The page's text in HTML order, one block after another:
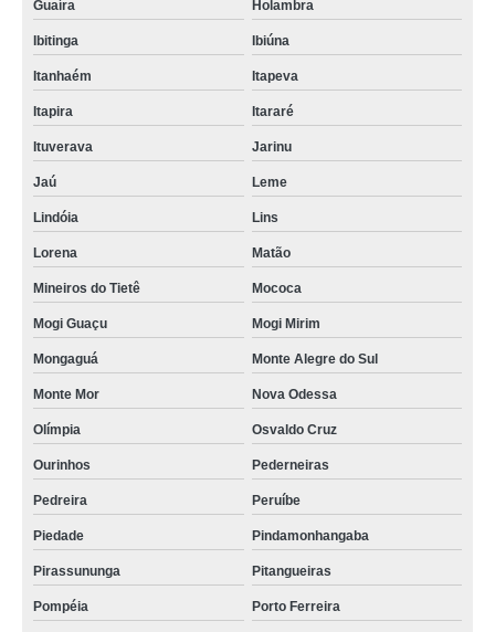
Guaíra Holambra
Ibitinga Ibiúna
Itanhaém Itapeva
Itapira Itararé
Ituverava Jarinu
Jaú Leme
Lindóia Lins
Lorena Matão
Mineiros do Tietê Mococa
Mogi Guaçu Mogi Mirim
Mongaguá Monte Alegre do Sul
Monte Mor Nova Odessa
Olímpia Osvaldo Cruz
Ourinhos Pederneiras
Pedreira Peruíbe
Piedade Pindamonhangaba
Pirassununga Pitangueiras
Pompéia Porto Ferreira